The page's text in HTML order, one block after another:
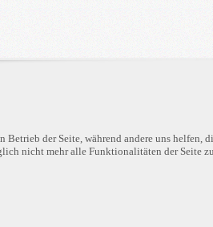
der Seite, während andere uns
nicht mehr alle Funktionalitäten der Seite